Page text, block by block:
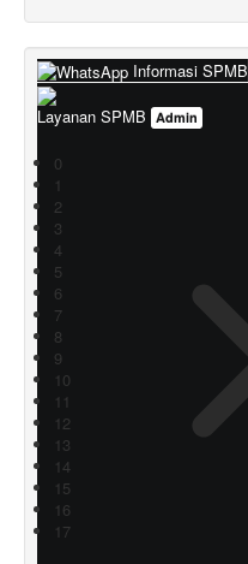
0
1
2
3
4
5
6
7
8
9
10
11
12
13
14
15
16
17
Informasi SPMB
Layanan SPMB Admin